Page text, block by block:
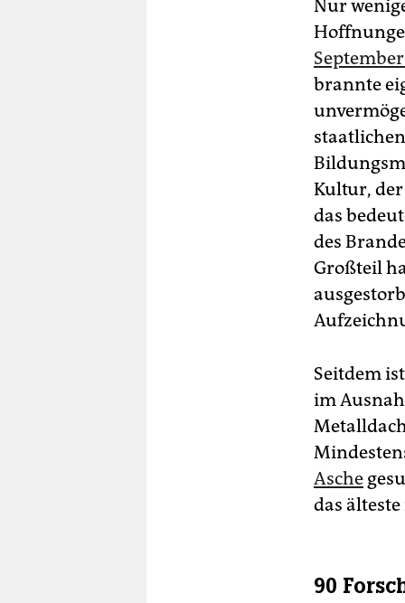
Nur
brannte
Kultur,
das
des
Großteil
Seitdem
im
Asche
das
90